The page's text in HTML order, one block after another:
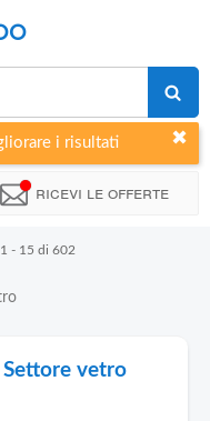
i risultati
Ricevi le offerte
1 - 15 di 602
vetro